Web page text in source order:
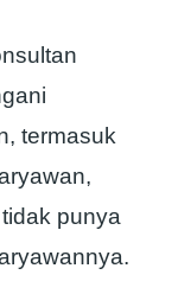
termasuk
punya